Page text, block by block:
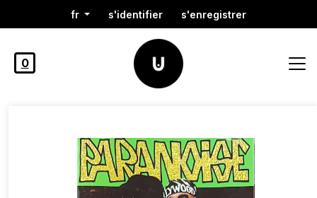
fr s'identifier s'enregistrer
0